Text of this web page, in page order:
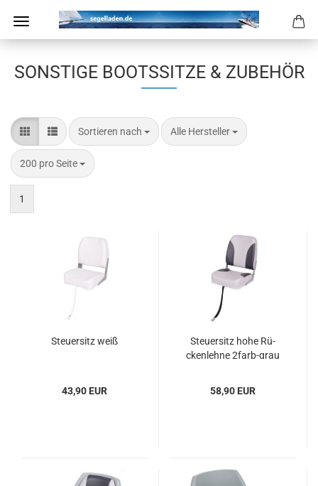
SONSTIGE BOOTSSITZE & ZUBEHÖR
Sortieren nach
Sortieren nach Alle Hersteller
pro Seite
200 pro Seite
pro Seite
1
Steu­er­sitz weiß
43,90 EUR
Steu­er­sitz hohe Rü­
cken­leh­ne 2farb-​​grau
58,90 EUR